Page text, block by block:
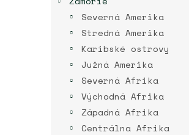
Severná Amerika
Stredná Amerika
Karibské ostrovy
Južná Amerika
Severná Afrika
Východná Afrika
Západná Afrika
Centrálna Afrika